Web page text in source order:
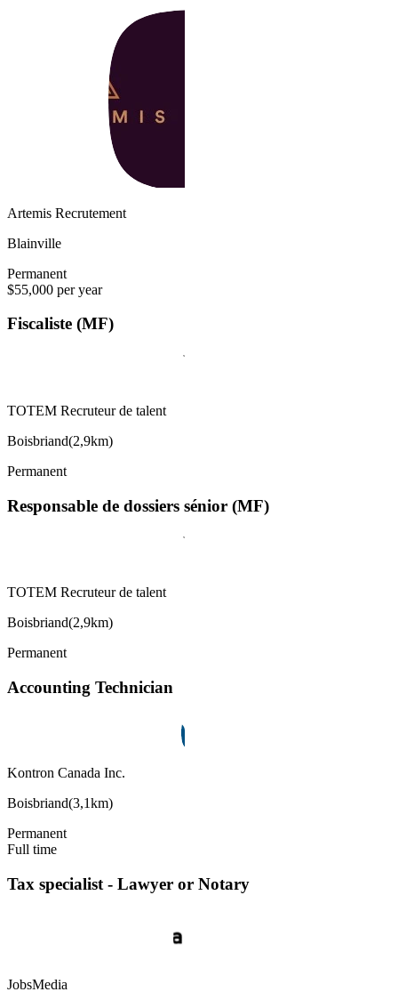
Artemis Recrutement
Blainville
Permanent
$55,000 per year
Fiscaliste (MF)
TOTEM Recruteur de talent
Boisbriand(2,9km)
Permanent
Responsable de dossiers sénior (MF)
TOTEM Recruteur de talent
Boisbriand(2,9km)
Permanent
Accounting Technician
Kontron Canada Inc.
Boisbriand(3,1km)
Permanent
Full time
Tax specialist - Lawyer or Notary
JobsMedia